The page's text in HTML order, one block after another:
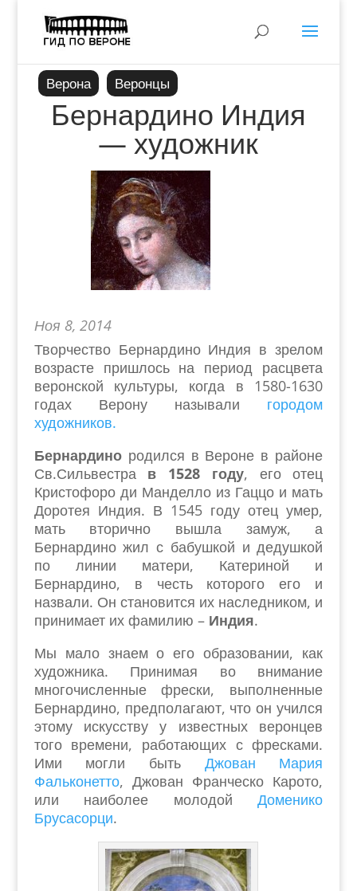
Верона Веронцы
Бернардино Индия
— художник
Ноя 8, 2014
Творчество Бернардино Индия в зрелом
возрасте пришлось на период расцвета
веронской культуры, когда в 1580-1630
годах Верону называли городом
художников.
Бернардинородился в Вероне в районе
Св.Сильвестра в 1528 году, его отец
Кристофоро ди Манделло из Гаццо и мать
Доротея Индия. В 1545 году отец умер,
мать вторично вышла замуж, а
Бернардино жил с бабушкой и дедушкой
по линии матери, Катериной и
Бернардино, в честь которого его и
назвали. Он становится их наследником, и
принимает их фамилию – Индия.
Мы мало знаем о его образовании, как
художника. Принимая во внимание
многочисленные фрески, выполненные
Бернардино, предполагают, что он учился
этому искусству у известных веронцев
того времени, работающих с фресками.
Ими могли быть Джован Мария
Фальконетто, Джован Франческо Карото,
или наиболее молодойДоменико
Брусасорци.